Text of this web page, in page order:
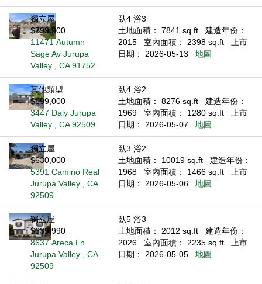
獨立屋
$799,900
11471 Autumn
Sage Av Jurupa
Valley , CA 91752
臥4 浴3
土地面積： 7841 sq.ft
建造年份：
2015
室內面積： 2398 sq.ft
上市
日期： 2026-05-13
地圖
其他類型
$699,000
3447 Daly Jurupa
Valley , CA 92509
臥4 浴2
土地面積： 8276 sq.ft
建造年份：
1969
室內面積： 1280 sq.ft
上市
日期： 2026-05-07
地圖
獨立屋
$630,000
5391 Camino Real
Jurupa Valley , CA
92509
臥3 浴2
土地面積： 10019 sq.ft
建造年份：
1968
室內面積： 1466 sq.ft
上市
日期： 2026-05-06
地圖
獨立屋
$639,990
8637 Areca Ln
Jurupa Valley , CA
92509
臥5 浴3
土地面積： 2012 sq.ft
建造年份：
2026
室內面積： 2235 sq.ft
上市
日期： 2026-05-05
地圖